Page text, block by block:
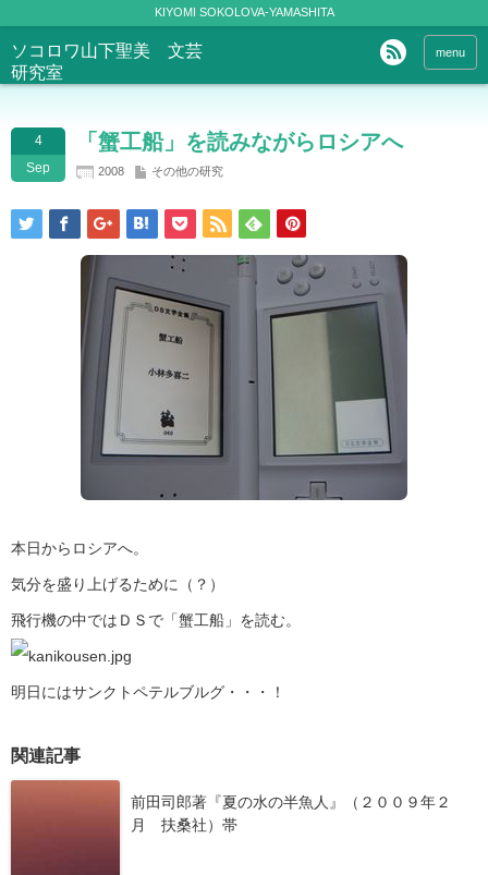
KIYOMI SOKOLOVA-YAMASHITA
ソコロワ山下聖美 文芸
研究室
menu
4
Sep
「蟹工船」を読みながらロシアへ
2008 その他の研究
本日からロシアへ。
気分を盛り上げるために（？）
飛行機の中ではＤＳで「蟹工船」を読む。
明日にはサンクトペテルブルグ・・・！
関連記事
前田司郎著『夏の水の半魚人』（２００９年２
月 扶桑社）帯